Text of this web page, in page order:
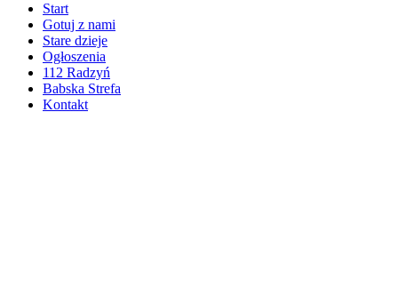
Start
Gotuj z nami
Stare dzieje
Ogłoszenia
112 Radzyń
Babska Strefa
Kontakt